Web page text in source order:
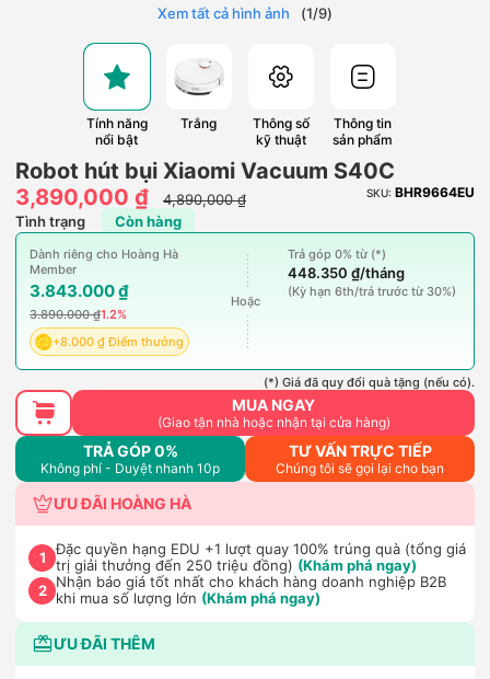
Xem tất cả hình ảnh (1/9)
Tính năng
nổi bật
Trắng
Thông số
kỹ thuật
Thông tin
sản phẩm
Robot hút bụi Xiaomi Vacuum S40C
3,890,000 ₫
4,890,000 ₫ SKU: BHR9664EU
Tình trạng Còn hàng
Dành riêng cho Hoàng Hà
Member
3.843.000 ₫
3.890.000 ₫1.2%
+8.000 ₫ Điểm thưởng
Hoặc
Trả góp 0% từ (*)
448.350 ₫/tháng
(Kỳ hạn 6th/trả trước từ 30%)
(*) Giá đã quy đổi quà tặng (nếu có).
MUA NGAY
(Giao tận nhà hoặc nhận tại cửa hàng)
TRẢ GÓP 0%
Không phí - Duyệt nhanh 10p
TƯ VẤN TRỰC TIẾP
Chúng tôi sẽ gọi lại cho bạn
ƯU ĐÃI HOÀNG HÀ
1
Đặc quyền hạng EDU +1 lượt quay 100% trúng quà (tổng giá
trị giải thưởng đến 250 triệu đồng) (Khám phá ngay)
2 Nhận báo giá tốt nhất cho khách hàng doanh nghiệp B2B
khi mua số lượng lớn (Khám phá ngay)
ƯU ĐÃI THÊM